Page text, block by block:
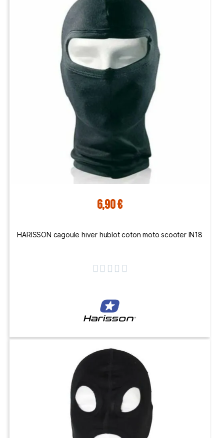
6,90 €
HARISSON cagoule hiver hublot coton moto scooter IN18
    